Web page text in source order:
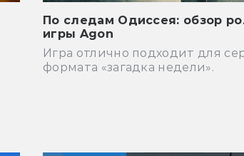
По следам Одиссея: обзор
игры Agon
Игра отлично подходит для
формата «загадка недели».